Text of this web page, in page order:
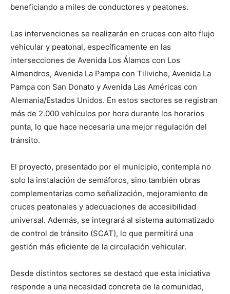
beneficiando a miles de conductores y peatones.
Las intervenciones se realizarán en cruces con alto flujo
vehicular y peatonal, específicamente en las
intersecciones de Avenida Los Álamos con Los
Almendros, Avenida La Pampa con Tiliviche, Avenida La
Pampa con San Donato y Avenida Las Américas con
Alemania/Estados Unidos. En estos sectores se registran
más de 2.000 vehículos por hora durante los horarios
punta, lo que hace necesaria una mejor regulación del
tránsito.
El proyecto, presentado por el municipio, contempla no
solo la instalación de semáforos, sino también obras
complementarias como señalización, mejoramiento de
cruces peatonales y adecuaciones de accesibilidad
universal. Además, se integrará al sistema automatizado
de control de tránsito (SCAT), lo que permitirá una
gestión más eficiente de la circulación vehicular.
Desde distintos sectores se destacó que esta iniciativa
responde a una necesidad concreta de la comunidad,